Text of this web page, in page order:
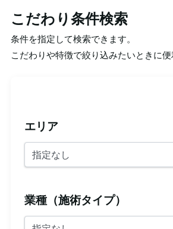
こだわり条件検索
条件を指定して検索できます。
こだわりや特徴で絞り込みたいときに便
エリア
業種（施術タイプ）